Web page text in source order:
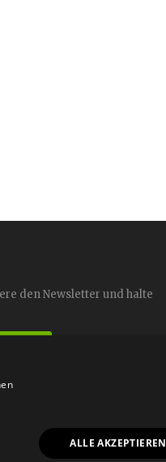
den Newsletter und halte
ALLE AKZEPTIEREN